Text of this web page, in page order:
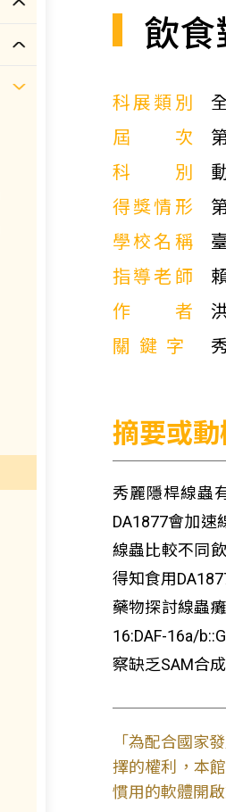
飲食
科展類別
屆次
科別
得獎情形
學校名稱
指導老師
作者
關鍵字
摘要或動
秀麗隱桿線蟲
DA1877會加速
線蟲比較不同
得知食用
藥物探討線蟲
16:DAF-16a/
察缺乏SAM合
「為配合國家
擇的權利，本
慣用的軟體開啟